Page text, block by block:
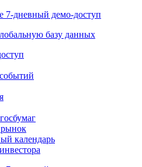
7-дневный демо-доступ
базу данных
календарь